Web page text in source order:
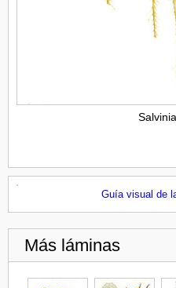
Guía visual de
Más láminas